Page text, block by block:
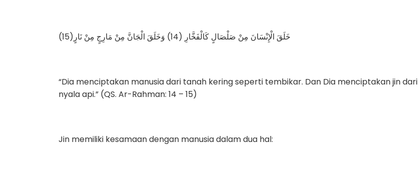
خَلَقَ الْإِنْسَانَ مِنْ صَلْصَالٍ كَالْفَخَّارِ (14) وَخَلَقَ الْجَانَّ مِنْ مَارِجٍ مِنْ نَارٍ(15)
“Dia menciptakan manusia dari tanah kering seperti tembikar. Dan Dia menciptakan jin dari
nyala api.” (QS. Ar-Rahman: 14 – 15)
Jin memiliki kesamaan dengan manusia dalam dua hal: